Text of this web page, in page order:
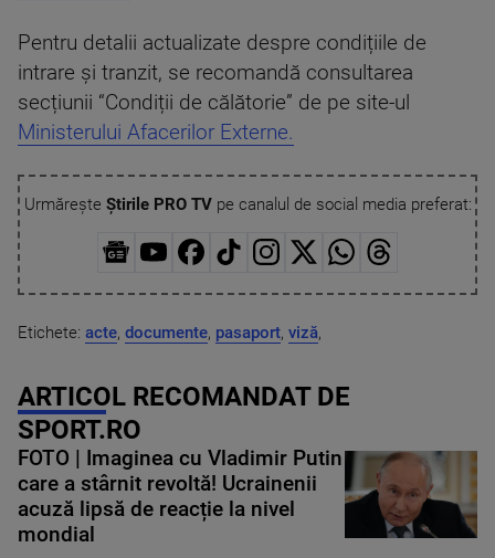
Pentru detalii actualizate despre condițiile de
intrare și tranzit, se recomandă consultarea
secțiunii “Condiții de călătorie” de pe site-ul
Ministerului Afacerilor Externe.
Urmărește Știrile PRO TVpe canalul de social media preferat:
Etichete: acte, documente, pasaport, viză,
ARTICOL RECOMANDAT DE
SPORT.RO
FOTO | Imaginea cu Vladimir Putin
care a stârnit revoltă! Ucrainenii
acuză lipsă de reacție la nivel
mondial